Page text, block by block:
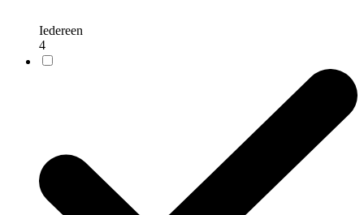
Iedereen
4